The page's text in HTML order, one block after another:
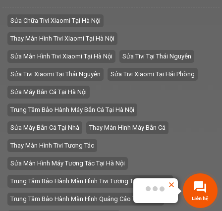
Liên hệ
Sửa Chữa Tivi Xiaomi Tại Hà Nội
Thay Màn Hình Tivi Xiaomi Tại Hà Nội
Sửa Màn Hình Tivi Xiaomi Tại Hà Nội Sửa Tivi Tại Thái Nguyên
Sửa Tivi Xiaomi Tại Thái Nguyên Sửa Tivi Xiaomi Tại Hải Phòng
Sửa Máy Bắn Cá Tại Hà Nội
Trung Tâm Bảo Hành Máy Bắn Cá Tại Hà Nội
Sửa Máy Bắn Cá Tại Nhà Thay Màn Hình Máy Bắn Cá
Thay Màn Hình Tivi Tương Tác
Sửa Màn Hình Máy Tương Tác Tại Hà Nội
Trung Tâm Bảo Hành Màn Hình Tivi Tương Tác Tại Hà Nội
Trung Tâm Bảo Hành Màn Hình Quảng Cáo Tại Hà Nội